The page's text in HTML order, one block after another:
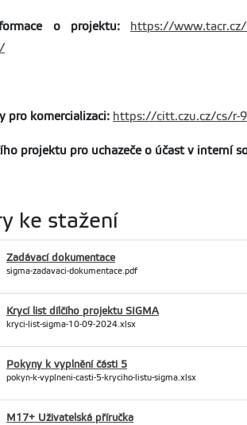
o projektu:
https://www.tacr.cz/
pro komercializaci: https://citt.czu.cz/cs/r-
projektu pro uchazeče o účast v interní
ke stažení
Zadávací dokumentace
sigma-zadavaci-dokumentace.pdf
Krycí list dílčího projektu SIGMA
kryci-list-sigma-10-09-2024.xlsx
Pokyny k vyplnění části 5
pokyn-k-vyplneni-casti-5-kryciho-listu-sigma.xlsx
M17+ Uživatelská příručka